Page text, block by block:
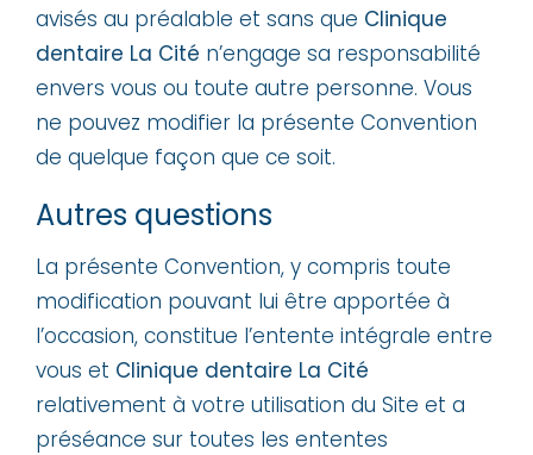
avisés au préalable et sans que Clinique
dentaire La Cité n’engage sa responsabilité
envers vous ou toute autre personne. Vous
ne pouvez modifier la présente Convention
de quelque façon que ce soit.
Autres questions
La présente Convention, y compris toute
modification pouvant lui être apportée à
l’occasion, constitue l’entente intégrale entre
vous et Clinique dentaire La Cité
relativement à votre utilisation du Site et a
préséance sur toutes les ententes